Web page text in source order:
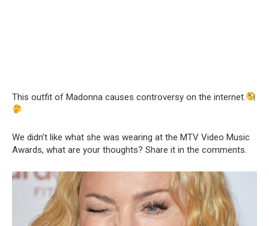
This outfit of Madonna causes controversy on the internet.
We didn’t like what she was wearing at the MTV Video Music
Awards, what are your thoughts? Share it in the comments.